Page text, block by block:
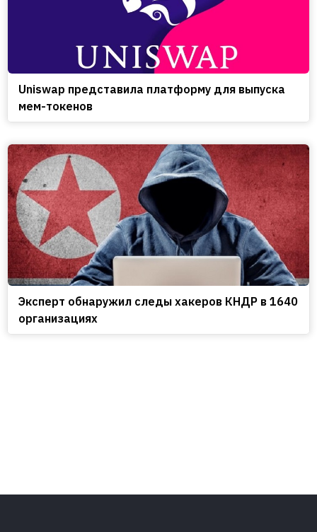
Uniswap представила платформу для выпуска
мем-токенов
Эксперт обнаружил следы хакеров КНДР в 1640
организациях